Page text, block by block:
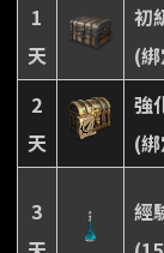
1
天
初
(
2
天
強
(
3
經